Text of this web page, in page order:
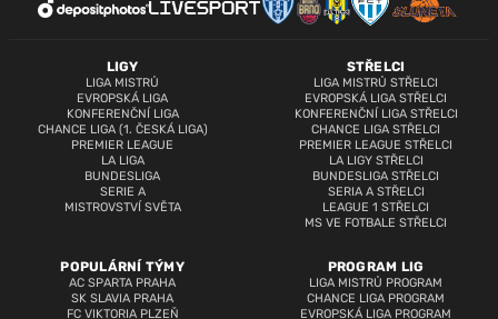
LIGY
LIGA MISTRŮ
EVROPSKÁ LIGA
KONFERENČNÍ LIGA
CHANCE LIGA (1. ČESKÁ LIGA)
PREMIER LEAGUE
LA LIGA
BUNDESLIGA
SERIE A
MISTROVSTVÍ SVĚTA
STŘELCI
LIGA MISTRŮ STŘELCI
EVROPSKÁ LIGA STŘELCI
KONFERENČNÍ LIGA STŘELCI
CHANCE LIGA STŘELCI
PREMIER LEAGUE STŘELCI
LA LIGY STŘELCI
BUNDESLIGA STŘELCI
SERIA A STŘELCI
LEAGUE 1 STŘELCI
MS VE FOTBALE STŘELCI
POPULÁRNÍ TÝMY
AC SPARTA PRAHA
SK SLAVIA PRAHA
FC VIKTORIA PLZEŇ
PROGRAM LIG
LIGA MISTRŮ PROGRAM
CHANCE LIGA PROGRAM
EVROPSKÁ LIGA PROGRAM